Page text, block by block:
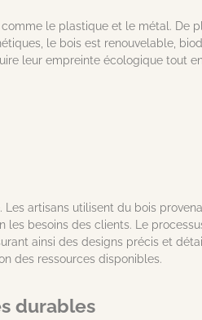
le plastique et le métal. De
le bois est renouvelable,
leur empreinte écologique tout
artisans utilisent du bois
besoins des clients. Le
ainsi des designs précis et
des ressources disponibles.
durables